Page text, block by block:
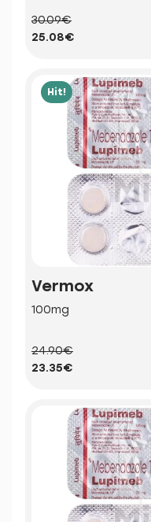
30.09€
25.08€
Hit!
Vermox
100mg
24.90€
23.35€